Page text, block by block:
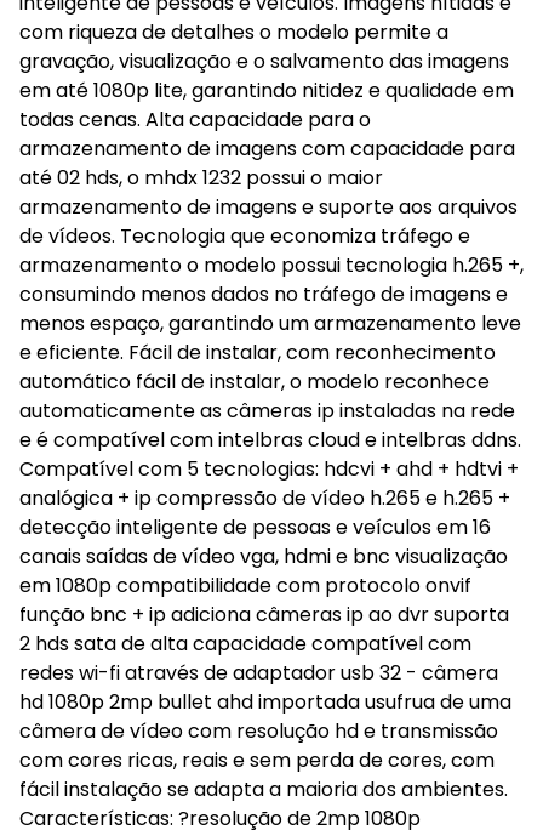
com riqueza de detalhes o modelo permite a
gravação, visualização e o salvamento das imagens
em até 1080p lite, garantindo nitidez e qualidade em
todas cenas. Alta capacidade para o
armazenamento de imagens com capacidade para
até 02 hds, o mhdx 1232 possui o maior
armazenamento de imagens e suporte aos arquivos
de vídeos. Tecnologia que economiza tráfego e
armazenamento o modelo possui tecnologia h.265 +,
consumindo menos dados no tráfego de imagens e
menos espaço, garantindo um armazenamento leve
e eficiente. Fácil de instalar, com reconhecimento
automático fácil de instalar, o modelo reconhece
automaticamente as câmeras ip instaladas na rede
e é compatível com intelbras cloud e intelbras ddns.
Compatível com 5 tecnologias: hdcvi + ahd + hdtvi +
analógica + ip compressão de vídeo h.265 e h.265 +
detecção inteligente de pessoas e veículos em 16
canais saídas de vídeo vga, hdmi e bnc visualização
em 1080p compatibilidade com protocolo onvif
função bnc + ip adiciona câmeras ip ao dvr suporta
2 hds sata de alta capacidade compatível com
redes wi-fi através de adaptador usb 32 - câmera
hd 1080p 2mp bullet ahd importada usufrua de uma
câmera de vídeo com resolução hd e transmissão
com cores ricas, reais e sem perda de cores, com
fácil instalação se adapta a maioria dos ambientes.
Características: ?resolução de 2mp 1080p